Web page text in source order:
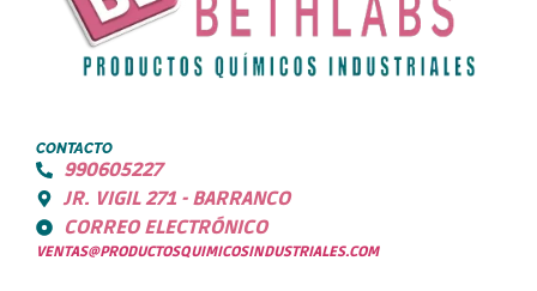
CONTACTO
990605227
JR. VIGIL 271 - BARRANCO
CORREO ELECTRÓNICO
VENTAS@PRODUCTOSQUIMICOSINDUSTRIALES.COM